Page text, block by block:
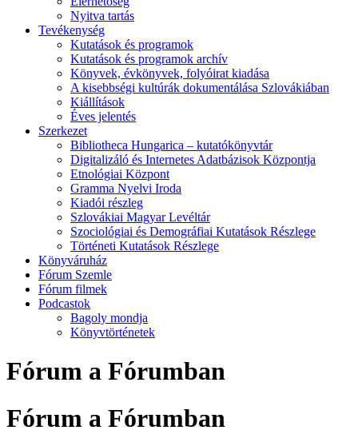
Nyitva tartás
Tevékenység
Kutatások és programok
Kutatások és programok archív
Könyvek, évkönyvek, folyóirat kiadása
A kisebbségi kultúrák dokumentálása Szlovákiában
Kiállítások
Éves jelentés
Szerkezet
Bibliotheca Hungarica – kutatókönyvtár
Digitalizáló és Internetes Adatbázisok Központja
Etnológiai Központ
Gramma Nyelvi Iroda
Kiadói részleg
Szlovákiai Magyar Levéltár
Szociológiai és Demográfiai Kutatások Részlege
Történeti Kutatások Részlege
Könyváruház
Fórum Szemle
Fórum filmek
Podcastok
Bagoly mondja
Könyvtörténetek
Fórum a Fórumban
Fórum a Fórumban